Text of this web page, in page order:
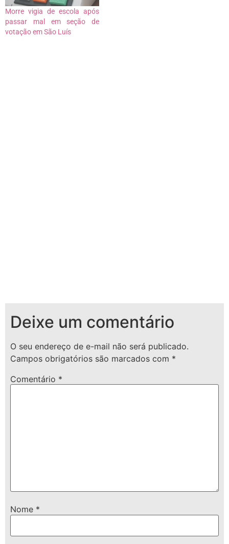
Morre vigia de escola após
passar mal em seção de
votação em São Luís
Deixe um comentário
O seu endereço de e-mail não será publicado.
Campos obrigatórios são marcados com *
Comentário *
Nome *